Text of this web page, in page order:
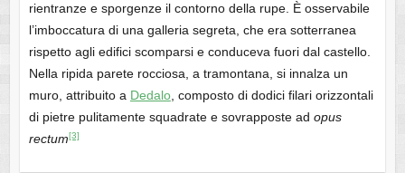
rientranze e sporgenze il contorno della rupe. È osservabile
l’imboccatura di una galleria segreta, che era sotterranea
rispetto agli edifici scomparsi e conduceva fuori dal castello.
Nella ripida parete rocciosa, a tramontana, si innalza un
muro, attribuito a Dedalo, composto di dodici filari orizzontali
di pietre pulitamente squadrate e sovrapposte ad opus
rectum[3]